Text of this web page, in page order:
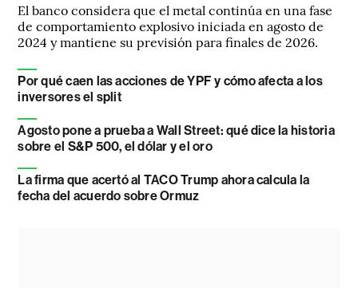
El banco considera que el metal continúa en una fase
de comportamiento explosivo iniciada en agosto de
2024 y mantiene su previsión para finales de 2026.
Por qué caen las acciones de YPF y cómo afecta a los
inversores el split
Agosto pone a prueba a Wall Street: qué dice la historia
sobre el S&P 500, el dólar y el oro
La firma que acertó al TACO Trump ahora calcula la
fecha del acuerdo sobre Ormuz